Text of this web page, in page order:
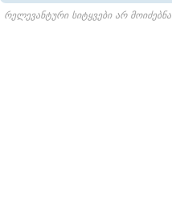
რელევანტური სიტყვები არ მოიძებნა